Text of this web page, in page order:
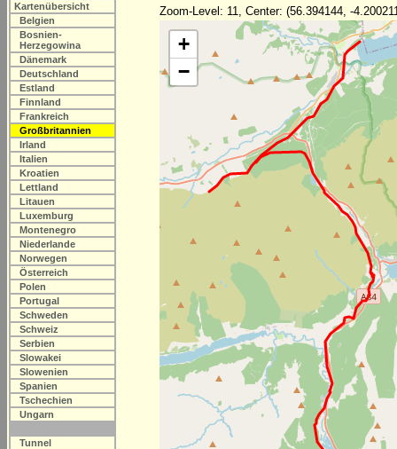
Kartenübersicht
Belgien
Bosnien-
Herzegowina
Dänemark
Deutschland
Estland
Finnland
Frankreich
Großbritannien
Irland
Italien
Kroatien
Lettland
Litauen
Luxemburg
Montenegro
Niederlande
Norwegen
Österreich
Polen
Portugal
Schweden
Schweiz
Serbien
Slowakei
Slowenien
Spanien
Tschechien
Ungarn
Tunnel
Zoom-Level: 11, Center: (56.394144, -
+
−